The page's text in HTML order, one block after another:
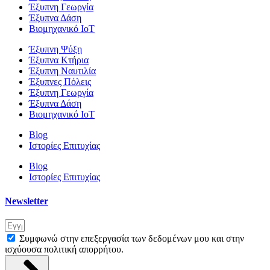
Έξυπνη Γεωργία
Έξυπνα Δάση
Βιομηχανικό IoT
Έξυπνη Ψύξη
Έξυπνα Κτήρια
Έξυπνη Ναυτιλία
Έξυπνες Πόλεις
Έξυπνη Γεωργία
Έξυπνα Δάση
Βιομηχανικό IoT
Blog
Ιστορίες Επιτυχίας
Blog
Ιστορίες Επιτυχίας
Newsletter
Συμφωνώ στην επεξεργασία των δεδομένων μου και στην
ισχύουσα πολιτική απορρήτου.